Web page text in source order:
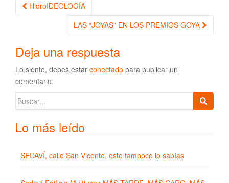
Navegación de la entrada
HidroIDEOLOGÍA
LAS “JOYAS” EN LOS PREMIOS GOYA
Deja una respuesta
Lo siento, debes estar conectado para publicar un
comentario.
Buscar:
Lo más leído
SEDAVÍ, calle San Vicente, esto tampoco lo sabías